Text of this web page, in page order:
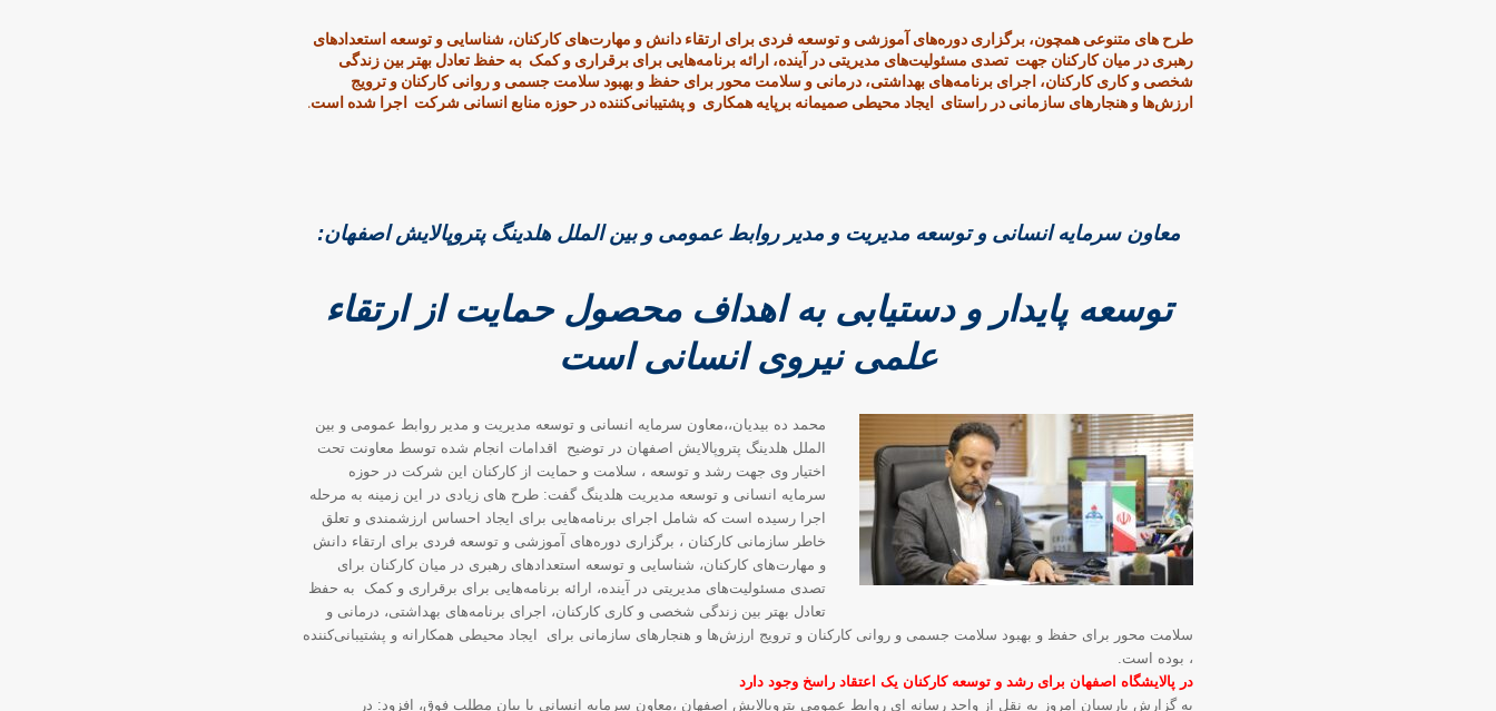
طرح های متنوعی همچون، برگزاری دوره‌های آموزشی و توسعه فردی برای ارتقاء دانش و مهارت‌های کارکنان، شناسایی و توسعه استعدادهای
رهبری در میان کارکنان جهت تصدی مسئولیت‌های مدیریتی در آینده، ارائه برنامه‌هایی برای برقراری و کمک به حفظ تعادل بهتر بین زندگی
شخصی و کاری کارکنان، اجرای برنامه‌های بهداشتی، درمانی و سلامت محور برای حفظ و بهبود سلامت جسمی و روانی کارکنان و ترویج
ارزش‌ها و هنجارهای سازمانی در راستای ایجاد محیطی صمیمانه برپایه همکاری و پشتیبانی‌کننده در حوزه منابع انسانی شرکت اجرا شده است.
معاون سرمایه انسانی و توسعه مدیریت و مدیر روابط عمومی و بین الملل هلدینگ پتروپالایش اصفهان:
توسعه پایدار و دستیابی به اهداف محصول حمایت از ارتقاء
علمی نیروی انسانی است
محمد ده بیدیان،،معاون سرمایه انسانی و توسعه مدیریت و مدیر روابط عمومی و بین
الملل هلدینگ پتروپالایش اصفهان در توضیح اقدامات انجام شده توسط معاونت تحت
اختیار وی جهت رشد و توسعه ، سلامت و حمایت از کارکنان این شرکت در حوزه
سرمایه انسانی و توسعه مدیریت هلدینگ گفت: طرح های زیادی در این زمینه به مرحله
اجرا رسیده است که شامل اجرای برنامه‌هایی برای ایجاد احساس ارزشمندی و تعلق
خاطر سازمانی کارکنان ، برگزاری دوره‌های آموزشی و توسعه فردی برای ارتقاء دانش
و مهارت‌های کارکنان، شناسایی و توسعه استعدادهای رهبری در میان کارکنان برای
تصدی مسئولیت‌های مدیریتی در آینده، ارائه برنامه‌هایی برای برقراری و کمک به حفظ
تعادل بهتر بین زندگی شخصی و کاری کارکنان، اجرای برنامه‌های بهداشتی، درمانی و
سلامت محور برای حفظ و بهبود سلامت جسمی و روانی کارکنان و ترویج ارزش‌ها و هنجارهای سازمانی برای ایجاد محیطی همکارانه و پشتیبانی‌کننده
، بوده است.
در پالایشگاه اصفهان برای رشد و توسعه کارکنان یک اعتقاد راسخ وجود دارد
به گزارش پارسیان امروز به نقل از واحد رسانه ای روابط عمومی پتروپالایش اصفهان ،معاون سرمایه انسانی با بیان مطلب فوق، افزود: در